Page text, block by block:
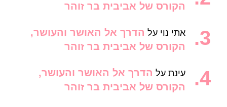
הקורס של אביבית בר זוהר
אתי נוי על הדרך אל האושר והעושר,
הקורס של אביבית בר זוהר
עינת על הדרך אל האושר והעושר,
הקורס של אביבית בר זוהר